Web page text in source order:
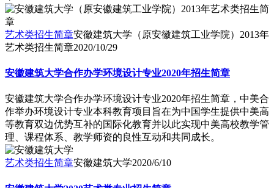
艺术类招生简章安徽建筑大学（原安徽建筑工业学院）2013年
艺术类招生简章2020/10/29
安徽建筑大学合作办学环境设计专业2020年招生简章
安徽建筑大学合作办学环境设计专业2020年招生简章，中美合
作举办环境设计专业本科教育项目旨在为中国学生提供中美高
等教育双边优势互补的国际化教育并以此实现中美高校教学管
理、课程体系、教学师资的良性互动和共同成长。
艺术类招生简章安徽建筑大学2020/6/10